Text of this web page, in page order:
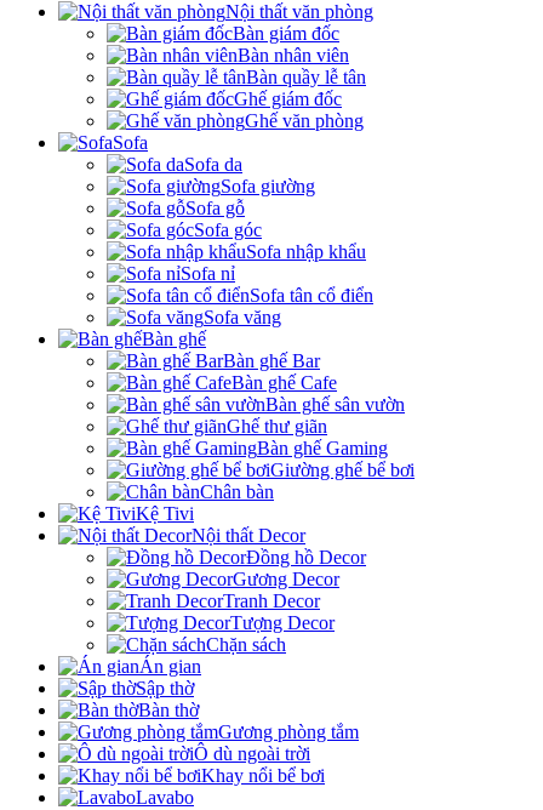
Nội thất văn phòng
Bàn giám đốc
Bàn nhân viên
Bàn quầy lễ tân
Ghế giám đốc
Ghế văn phòng
Sofa
Sofa da
Sofa giường
Sofa gỗ
Sofa góc
Sofa nhập khẩu
Sofa nỉ
Sofa tân cổ điển
Sofa văng
Bàn ghế
Bàn ghế Bar
Bàn ghế Cafe
Bàn ghế sân vườn
Ghế thư giãn
Bàn ghế Gaming
Giường ghế bể bơi
Chân bàn
Kệ Tivi
Nội thất Decor
Đồng hồ Decor
Gương Decor
Tranh Decor
Tượng Decor
Chặn sách
Án gian
Sập thờ
Bàn thờ
Gương phòng tắm
Ô dù ngoài trời
Khay nổi bể bơi
Lavabo